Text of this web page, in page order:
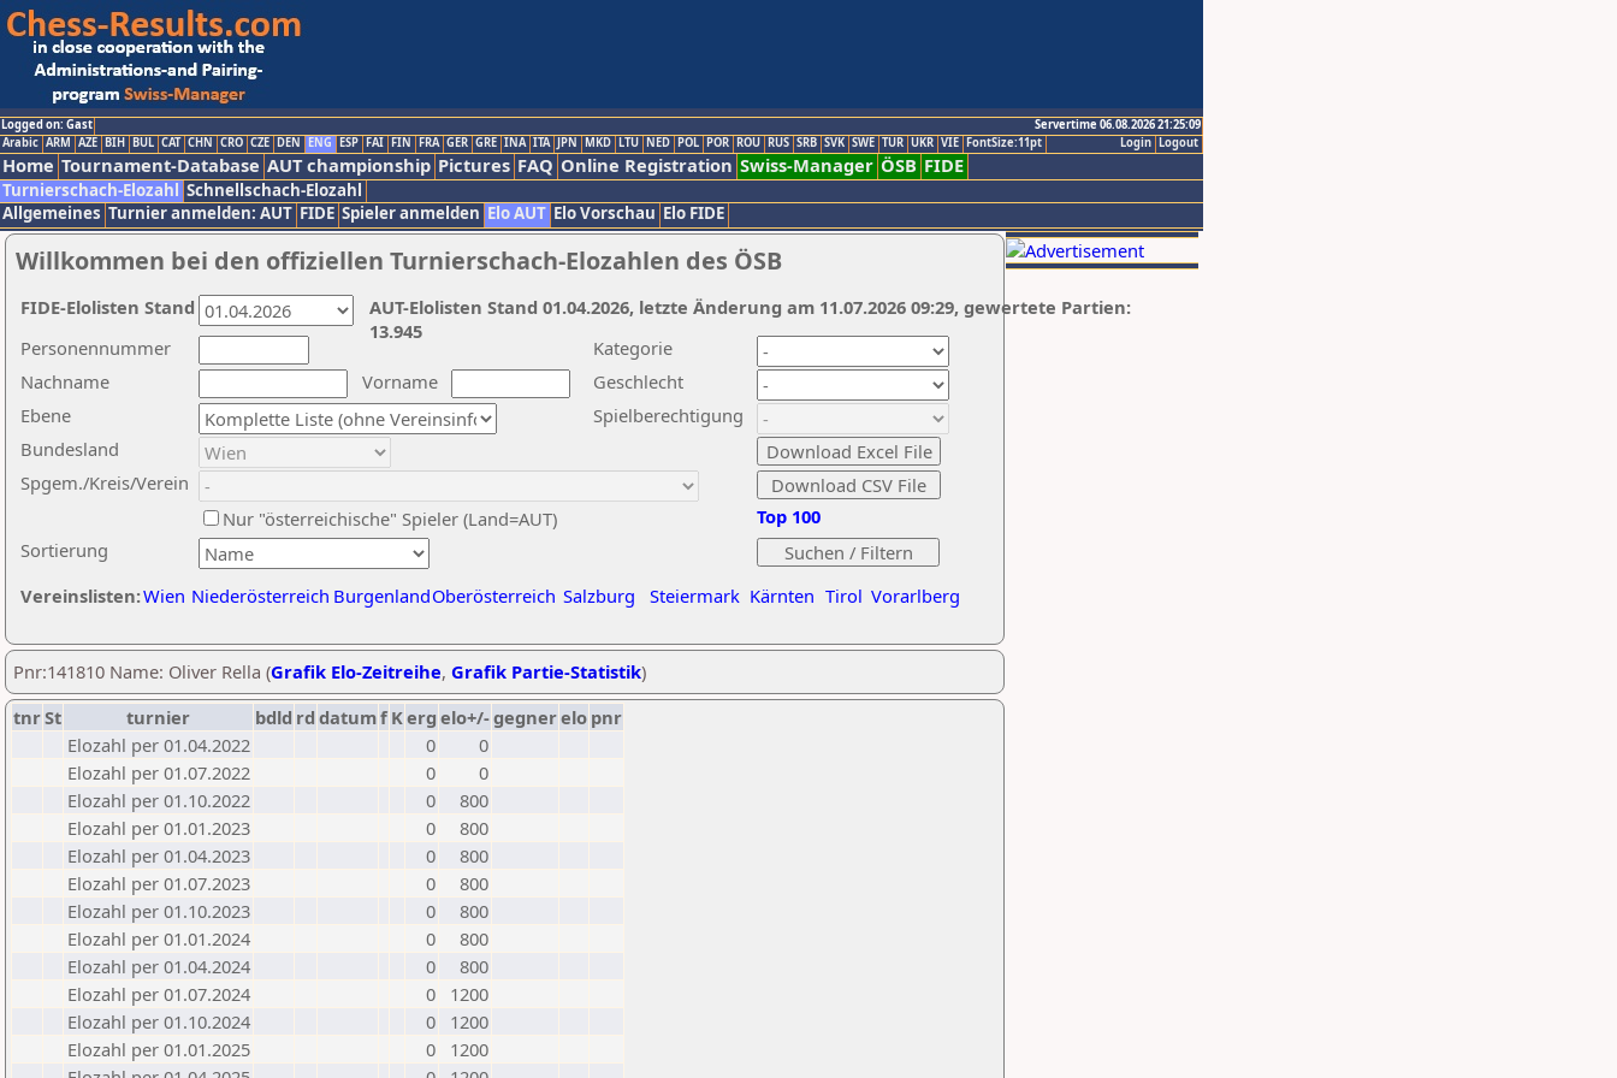
Logged on: Gast
Servertime 06.08.2026 21:25:09
Logout
Login
Arabic ARM AZE BIH BUL CAT CHN CRO CZE DEN ENG ESP FAI FIN FRA GER GRE INA ITA JPN MKD LTU NED POL POR ROU RUS SRB SVK SWE TUR UKR VIE FontSize:11pt
Home Tournament-Database AUT championship Pictures FAQ Online Registration Swiss-Manager ÖSB FIDE
Turnierschach-Elozahl Schnellschach-Elozahl
Allgemeines Turnier anmelden: AUT FIDE Spieler anmelden Elo AUT Elo Vorschau Elo FIDE
Willkommen bei den offiziellen Turnierschach-Elozahlen des ÖSB
Nachname
Vorname
Ebene
Kategorie
Sortierung
Personennummer
Bundesland
Spgem./Kreis/Verein
Geschlecht
Nur "österreichische" Spieler (Land=AUT)
Spielberechtigung
Vereinslisten:Wien Niederösterreich BurgenlandOberösterreich Salzburg Steiermark Kärnten Tirol Vorarlberg
Top 100
AUT-Elolisten Stand 01.04.2026, letzte Änderung am 11.07.2026 09:29, gewertete Partien:
13.945
FIDE-Elolisten Stand
Pnr:141810 Name: Oliver Rella (Grafik Elo-Zeitreihe, Grafik Partie-Statistik)
tnrSt turnier bdld rd datumf Kerg elo+/-gegnerelo pnr
Elozahl per 01.04.2022
0
0
Elozahl per 01.07.2022
0
0
Elozahl per 01.10.2022
0
800
Elozahl per 01.01.2023
0
800
Elozahl per 01.04.2023
0
800
Elozahl per 01.07.2023
0
800
Elozahl per 01.10.2023
0
800
Elozahl per 01.01.2024
0
800
Elozahl per 01.04.2024
0
800
Elozahl per 01.07.2024
0
1200
Elozahl per 01.10.2024
0
1200
Elozahl per 01.01.2025
0
1200